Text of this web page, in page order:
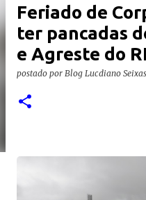
Feriado de
ter pancadas
e Agreste do
postado por Blog Lucdiano Seixas